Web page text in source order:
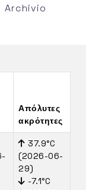
Archivio
Απόλυτες
ακρότητες
37.9°C
(2026-06-
29)
-7.1°C